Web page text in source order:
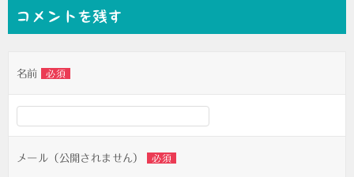
ビ
ー
シ
ョ
ン
コメントを残す
名前 必須
メール（公開されません） 必須